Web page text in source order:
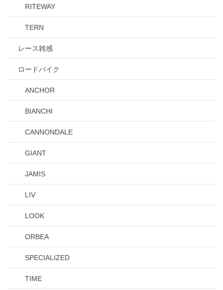
RITEWAY
TERN
レース雑感
ロードバイク
ANCHOR
BIANCHI
CANNONDALE
GIANT
JAMIS
LIV
LOOK
ORBEA
SPECIALIZED
TIME